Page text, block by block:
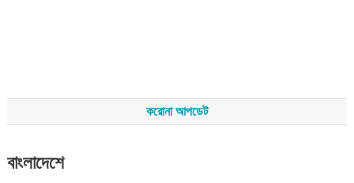
করোনা আপডেট
বাংলাদেশে